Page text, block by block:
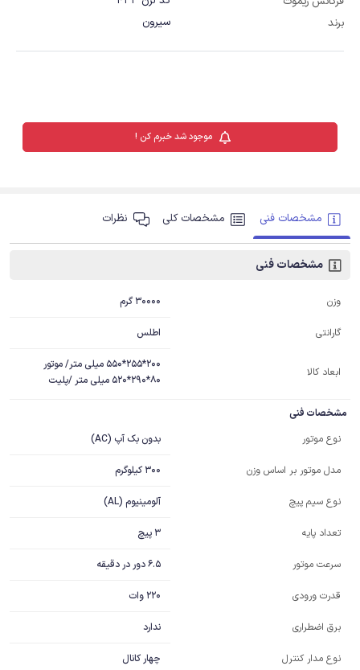
برند
سیرون
موجود شد خبرم کن !
مشخصات فنی مشخصات کلی نظرات
مشخصات فنی
وزن 30000 گرم
گارانتی اطلس
ابعاد کالا
80*290*520 میلی متر /پلیت
مشخصات فنی
نوع موتور
بدون بک آپ (AC)
مدل موتور بر اساس وزن 300 کیلوگرم
نوع سیم پیچ آلومینیوم (AL)
تعداد پایه 3 پیچ
سرعت موتور 6.5 دور در دقیقه
قدرت ورودی 220 وات
برق اضطراری ندارد
نوع مدار کنترل چهار کانال